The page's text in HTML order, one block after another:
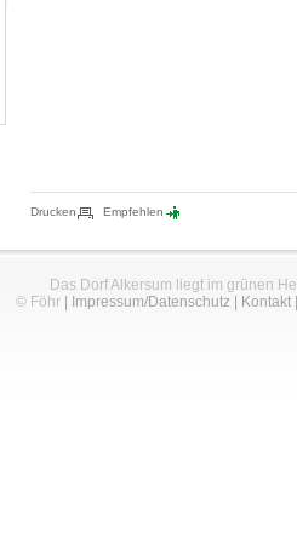
Drucken Empfehlen
Das Dorf Alkersum liegt im grünen
© Föhr| Impressum/Datenschutz| Kontakt